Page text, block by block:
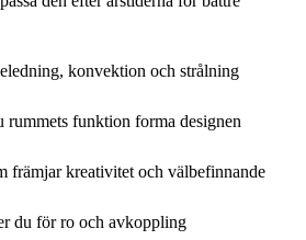
konvektion och strålning
rummets funktion forma designen
främjar kreativitet och välbefinnande
du för ro och avkoppling